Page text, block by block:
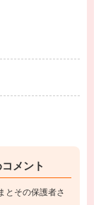
メント
とその保護者さ